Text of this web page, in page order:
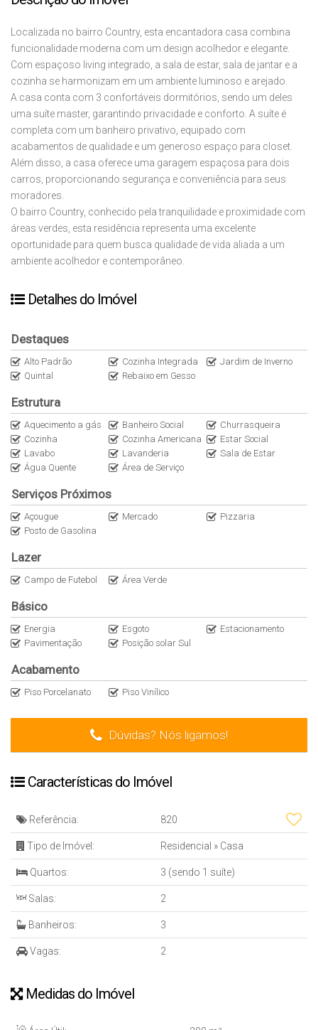
Localizada no bairro Country, esta encantadora casa combina
funcionalidade moderna com um design acolhedor e elegante.
Com espaçoso living integrado, a sala de estar, sala de jantar e a
cozinha se harmonizam em um ambiente luminoso e arejado.
A casa conta com 3 confortáveis dormitórios, sendo um deles
uma suíte master, garantindo privacidade e conforto. A suíte é
completa com um banheiro privativo, equipado com
acabamentos de qualidade e um generoso espaço para closet.
Além disso, a casa oferece uma garagem espaçosa para dois
carros, proporcionando segurança e conveniência para seus
moradores.
O bairro Country, conhecido pela tranquilidade e proximidade com
áreas verdes, esta residência representa uma excelente
oportunidade para quem busca qualidade de vida aliada a um
ambiente acolhedor e contemporâneo.
Detalhes do Imóvel
Destaques
Alto Padrão Cozinha Integrada
Jardim de Inverno
Quintal
Rebaixo em Gesso
Estrutura
Aquecimento a gás Banheiro Social
Churrasqueira
Cozinha
Cozinha Americana
Estar Social
Lavabo
Lavanderia
Sala de Estar
Água Quente
Área de Serviço
Serviços Próximos
Açougue Mercado
Pizzaria
Posto de Gasolina
Lazer
Campo de Futebol Área Verde
Básico
Energia Esgoto
Estacionamento
Pavimentação
Posição solar Sul
Acabamento
Piso Porcelanato Piso Vinílico
Dúvidas? Nós ligamos!
Características do Imóvel
Referência: 820
Tipo de Imóvel: Residencial » Casa
Quartos: 3 (sendo 1 suíte)
Salas: 2
Banheiros: 3
Vagas: 2
Medidas do Imóvel